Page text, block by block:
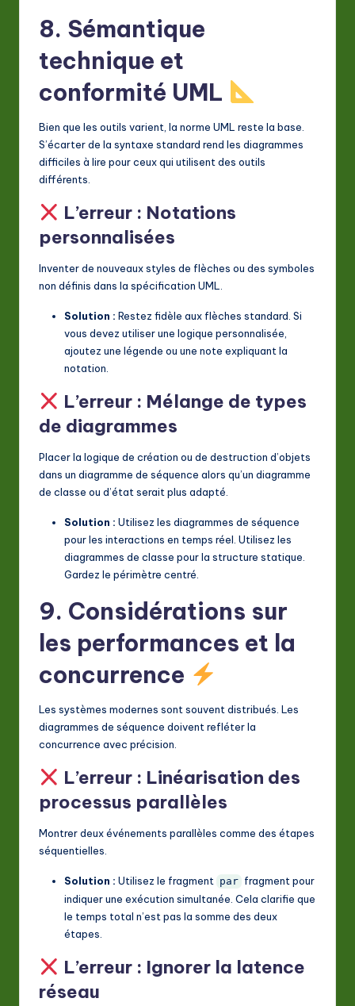
8. Sémantique
technique et
conformité UML
Bien que les outils varient, la norme UML reste la base.
S’écarter de la syntaxe standard rend les diagrammes
difficiles à lire pour ceux qui utilisent des outils
différents.
L’erreur : Notations
personnalisées
Inventer de nouveaux styles de flèches ou des symboles
non définis dans la spécification UML.
Solution : Restez fidèle aux flèches standard. Si
vous devez utiliser une logique personnalisée,
ajoutez une légende ou une note expliquant la
notation.
L’erreur : Mélange de types
de diagrammes
Placer la logique de création ou de destruction d’objets
dans un diagramme de séquence alors qu’un diagramme
de classe ou d’état serait plus adapté.
Solution : Utilisez les diagrammes de séquence
pour les interactions en temps réel. Utilisez les
diagrammes de classe pour la structure statique.
Gardez le périmètre centré.
9. Considérations sur
les performances et la
concurrence
Les systèmes modernes sont souvent distribués. Les
diagrammes de séquence doivent refléter la
concurrence avec précision.
L’erreur : Linéarisation des
processus parallèles
Montrer deux événements parallèles comme des étapes
séquentielles.
Solution : Utilisez le fragment par fragment pour
indiquer une exécution simultanée. Cela clarifie que
le temps total n’est pas la somme des deux
étapes.
L’erreur : Ignorer la latence
réseau